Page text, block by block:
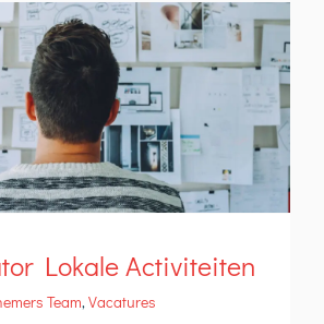
Lokale Activiteiten
Team,Vacatures